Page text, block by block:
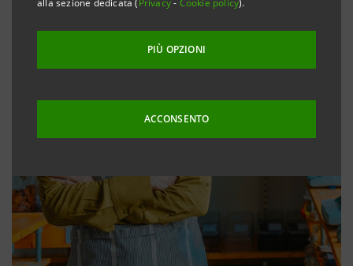
alla sezione dedicata (Privacy- Cookie policy).
PIÙ OPZIONI
ACCONSENTO